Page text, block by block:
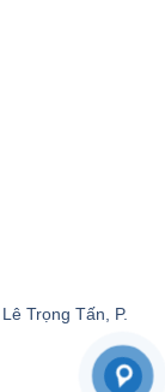
Trọng Tấn, P.